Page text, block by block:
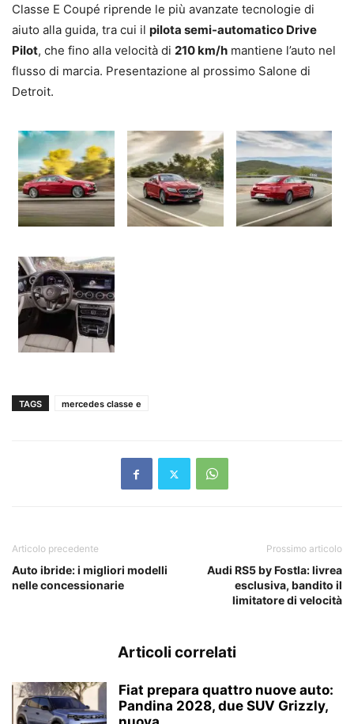
Classe E Coupé riprende le più avanzate tecnologie di
aiuto alla guida, tra cui il pilota semi-automatico Drive
Pilot, che fino alla velocità di 210 km/h mantiene l’auto nel
flusso di marcia. Presentazione al prossimo Salone di
Detroit.
TAGS mercedes classe e
Articolo precedente
Auto ibride: i migliori modelli
nelle concessionarie
Prossimo articolo
Audi RS5 by Fostla: livrea
esclusiva, bandito il
limitatore di velocità
Articoli correlati
Fiat prepara quattro nuove auto:
Pandina 2028, due SUV Grizzly,